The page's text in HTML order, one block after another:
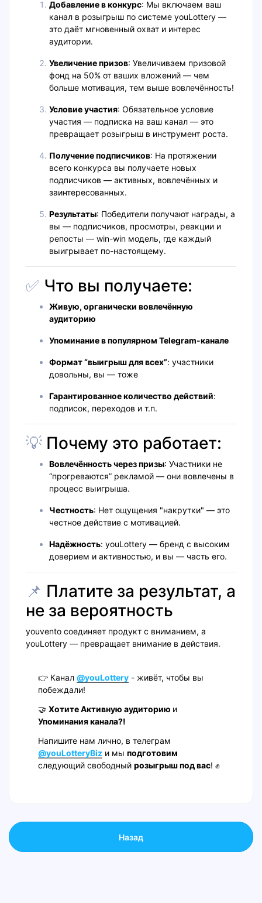
Добавление в конкурс: Мы включаем ваш
канал в розыгрыш по системе youLottery —
это даёт мгновенный охват и интерес
аудитории.
Увеличение призов: Увеличиваем призовой
фонд на 50% от ваших вложений — чем
больше мотивация, тем выше вовлечённость!
Условие участия: Обязательное условие
участия — подписка на ваш канал — это
превращает розыгрыш в инструмент роста.
Получение подписчиков: На протяжении
всего конкурса вы получаете новых
подписчиков — активных, вовлечённых и
заинтересованных.
Результаты: Победители получают награды, а
вы — подписчиков, просмотры, реакции и
репосты — win-win модель, где каждый
выигрывает по-настоящему.
✅ Что вы получаете:
Живую, органически вовлечённую
аудиторию
Упоминание в популярном Telegram-канале
Формат “выигрыш для всех”: участники
довольны, вы — тоже
Гарантированное количество действий:
подписок, переходов и т.п.
💡 Почему это работает:
Вовлечённость через призы: Участники не
“прогреваются” рекламой — они вовлечены в
процесс выигрыша.
Честность: Нет ощущения "накрутки" — это
честное действие с мотивацией.
Надёжность: youLottery — бренд с высоким
доверием и активностью, и вы — часть его.
📌 Платите за результат, а
не за вероятность
youvento соединяет продукт с вниманием, а
youLottery — превращает внимание в действия.
👉 Канал @youLottery - живёт, чтобы вы
побеждали!
🤝 Хотите Активную аудиторию и
Упоминания канала?!
Напишите нам лично, в телеграм
@youLotteryBiz и мы подготовим
следующий свободный розыгрыш под вас! ✊
Назад